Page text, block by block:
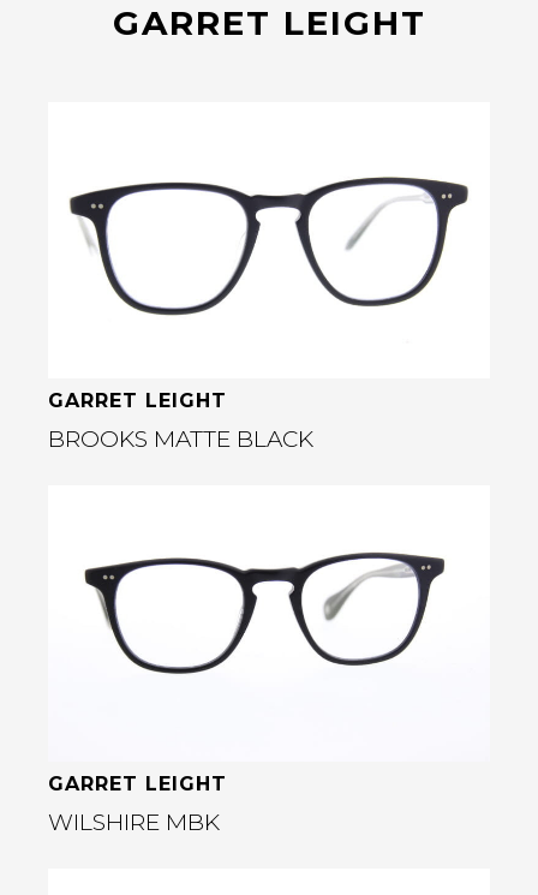
GARRET LEIGHT
GARRET LEIGHT
BROOKS MATTE BLACK
GARRET LEIGHT
WILSHIRE MBK